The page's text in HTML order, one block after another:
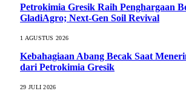
Petrokimia Gresik Raih Penghargaan
GladiAgro; Next-Gen Soil Revival
1 AGUSTUS 2026
Kebahagiaan Abang Becak Saat
dari Petrokimia Gresik
29 JULI 2026